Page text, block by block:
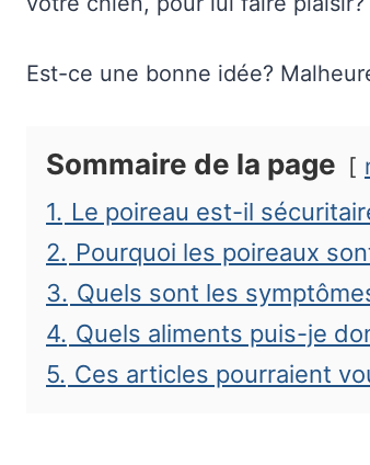
Est-ce une bonne idée?
Sommaire de la page
1. Le poireau est-il
2. Pourquoi les poireaux
3. Quels sont les
4. Quels aliments puis-je
5. Ces articles pourraient